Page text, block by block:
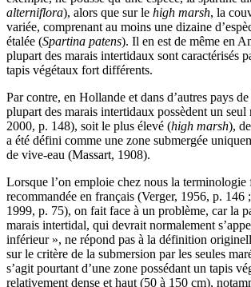
alterniflora), alors que sur le high marsh, la
variée, comprenant au moins une dizaine
étalée (Spartina patens). Il en est de même en
plupart des marais intertidaux sont caractérisés
tapis végétaux fort différents.
Par contre, en Hollande et dans d’autres pays
plupart des marais intertidaux possèdent un
2000, p. 148), soit le plus élevé (high marsh),
a été défini comme une zone submergée
de vive-eau (Massart, 1908).
Lorsque l’on emploie chez nous la terminologie
recommandée en français (Verger, 1956, p. 146
1999, p. 75), on fait face à un problème, car la
marais intertidal, qui devrait normalement
inférieur », ne répond pas à la définition
sur le critère de la submersion par les seules
s’agit pourtant d’une zone possédant un tapis
relativement dense et haut (50 à 150 cm),